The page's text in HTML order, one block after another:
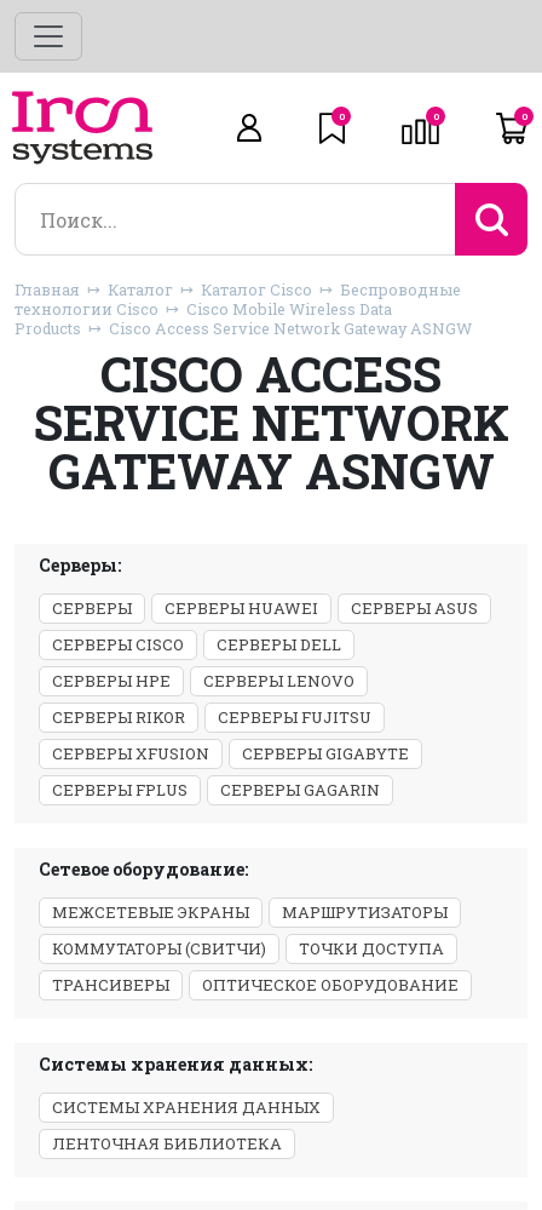
0 0 0
Главная Каталог Каталог Cisco
Беспроводные
технологии Cisco
Cisco Mobile Wireless Data
Products
Cisco Access Service Network Gateway ASNGW
CISCO ACCESS
SERVICE NETWORK
GATEWAY ASNGW
Серверы:
СЕРВЕРЫ СЕРВЕРЫ HUAWEI
СЕРВЕРЫ ASUS
СЕРВЕРЫ CISCO
СЕРВЕРЫ DELL
СЕРВЕРЫ HPE
СЕРВЕРЫ LENOVO
СЕРВЕРЫ RIKOR
СЕРВЕРЫ FUJITSU
СЕРВЕРЫ XFUSION
СЕРВЕРЫ GIGABYTE
СЕРВЕРЫ FPLUS
СЕРВЕРЫ GAGARIN
Сетевое оборудование:
МЕЖСЕТЕВЫЕ ЭКРАНЫ
МАРШРУТИЗАТОРЫ
КОММУТАТОРЫ (СВИТЧИ)
ТОЧКИ ДОСТУПА
ТРАНСИВЕРЫ
ОПТИЧЕСКОЕ ОБОРУДОВАНИЕ
Системы хранения данных:
СИСТЕМЫ ХРАНЕНИЯ ДАННЫХ
ЛЕНТОЧНАЯ БИБЛИОТЕКА